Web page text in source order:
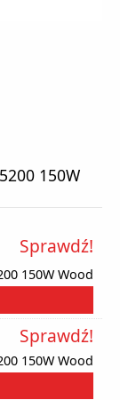
150W
150W Wood
Sprawdź!
150W Wood
Sprawdź!